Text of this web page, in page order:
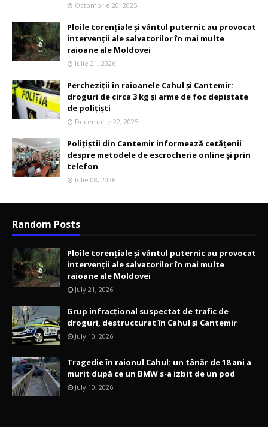
Octombrie 20, 2025
Ploile torențiale și vântul puternic au provocat
intervenții ale salvatorilor în mai multe
raioane ale Moldovei
Iulie 21, 2026
Percheziții în raioanele Cahul și Cantemir:
droguri de circa 3 kg și arme de foc depistate
de polițiști
Decembrie 22, 2025
Polițiștii din Cantemir informează cetățenii
despre metodele de escrocherie online și prin
telefon
Iulie 08, 2026
Random Posts
Ploile torențiale și vântul puternic au provocat
intervenții ale salvatorilor în mai multe
raioane ale Moldovei
July 21, 2026
Grup infracțional suspectat de trafic de
droguri, destructurat în Cahul și Cantemir
July 10, 2026
Tragedie în raionul Cahul: un tânăr de 18 ani a
murit după ce un BMW s-a izbit de un pod
July 10, 2026